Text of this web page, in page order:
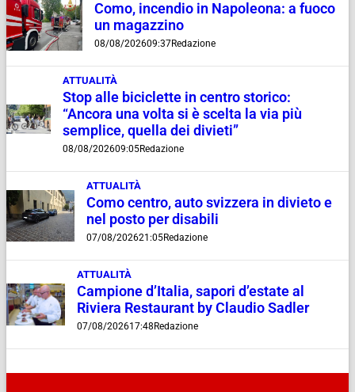
Como, incendio in Napoleona: a fuoco
un magazzino
08/08/202609:37Redazione
ATTUALITÀ
Stop alle biciclette in centro storico:
“Ancora una volta si è scelta la via più
semplice, quella dei divieti”
08/08/202609:05Redazione
ATTUALITÀ
Como centro, auto svizzera in divieto e
nel posto per disabili
07/08/202621:05Redazione
ATTUALITÀ
Campione d’Italia, sapori d’estate al
Riviera Restaurant by Claudio Sadler
07/08/202617:48 Redazione